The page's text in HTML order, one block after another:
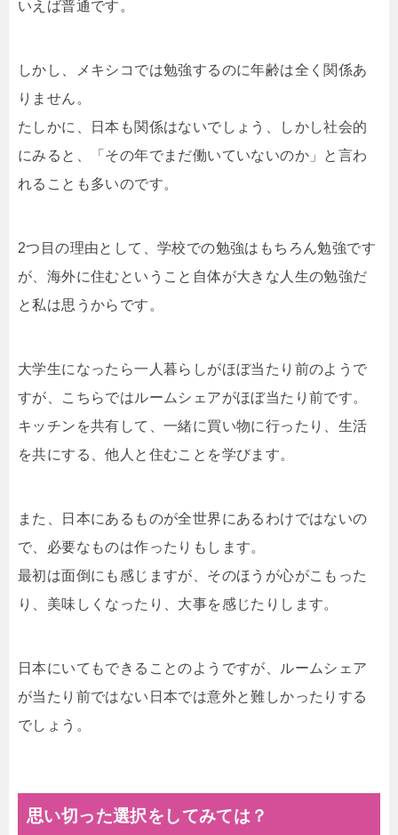
いえば普通です。
しかし、メキシコでは勉強するのに年齢は全く関係あ
りません。
たしかに、日本も関係はないでしょう、しかし社会的
にみると、「その年でまだ働いていないのか」と言わ
れることも多いのです。
2つ目の理由として、学校での勉強はもちろん勉強です
が、海外に住むということ自体が大きな人生の勉強だ
と私は思うからです。
大学生になったら一人暮らしがほぼ当たり前のようで
すが、こちらではルームシェアがほぼ当たり前です。
キッチンを共有して、一緒に買い物に行ったり、生活
を共にする、他人と住むことを学びます。
また、日本にあるものが全世界にあるわけではないの
で、必要なものは作ったりもします。
最初は面倒にも感じますが、そのほうが心がこもった
り、美味しくなったり、大事を感じたりします。
日本にいてもできることのようですが、ルームシェア
が当たり前ではない日本では意外と難しかったりする
でしょう。
思い切った選択をしてみては？